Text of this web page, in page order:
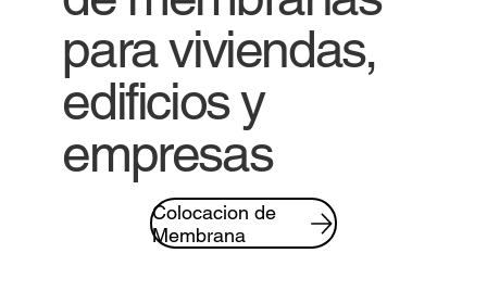
para viviendas,
edificios y
empresas
Colocacion de
Membrana